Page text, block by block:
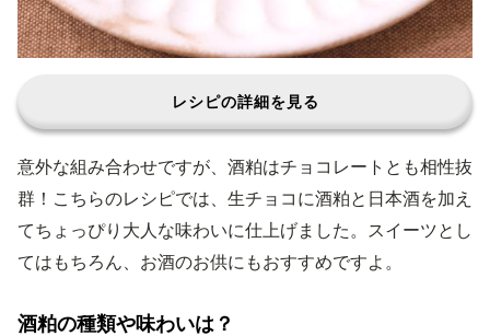
レシピの詳細を見る
意外な組み合わせですが、酒粕はチョコレートとも相性抜
群！こちらのレシピでは、生チョコに酒粕と日本酒を加え
てちょっぴり大人な味わいに仕上げました。スイーツとし
てはもちろん、お酒のお供にもおすすめですよ。
酒粕の種類や味わいは？